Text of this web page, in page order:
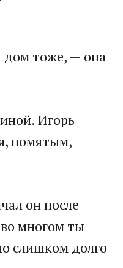
дом тоже, — она
Игорь
помятым,
он после
многом ты
слишком долго